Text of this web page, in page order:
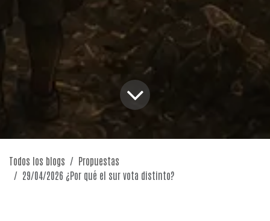
Todos los blogs
Propuestas
29/04/2026 ¿Por qué el sur vota distinto?